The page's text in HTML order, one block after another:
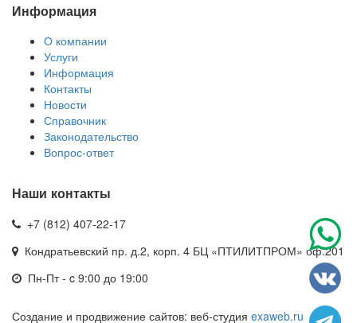
Информация
О компании
Услуги
Информация
Контакты
Новости
Справочник
Законодательство
Вопрос-ответ
Наши контакты
+7 (812) 407-22-17
Кондратьевский пр. д.2, корп. 4 БЦ «ПТИЛИТПРОМ» оф.201
Пн-Пт - c 9:00 до 19:00
Создание и продвижение сайтов: веб-студия exaweb.ru